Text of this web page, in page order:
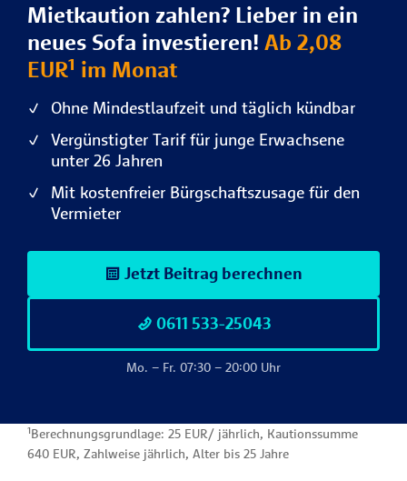
Mietkaution zahlen? Lieber in ein
neues Sofa investieren! Ab 2,08
EUR¹ im Monat
Ohne Mindestlaufzeit und täglich kündbar
Vergünstigter Tarif für junge Erwachsene
unter 26 Jahren
Mit kostenfreier Bürgschaftszusage für den
Vermieter
Jetzt Beitrag berechnen
0611 533-25043
Mo. – Fr. 07:30 – 20:00 Uhr
¹Berechnungsgrundlage: 25 EUR/ jährlich, Kautionssumme
640 EUR, Zahlweise jährlich, Alter bis 25 Jahre